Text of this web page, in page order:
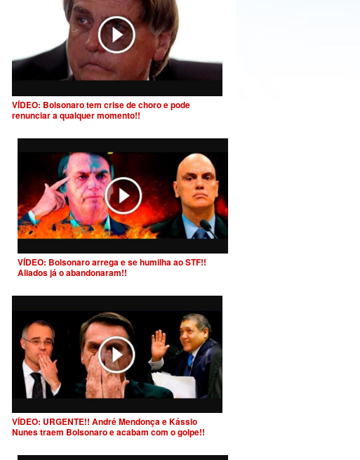
VÍDEO: Bolsonaro tem crise de choro e pode
renunciar a qualquer momento!!
VÍDEO: Bolsonaro arrega e se humilha ao STF!!
Aliados já o abandonaram!!
VÍDEO: URGENTE!! André Mendonça e Kássio
Nunes traem Bolsonaro e acabam com o golpe!!